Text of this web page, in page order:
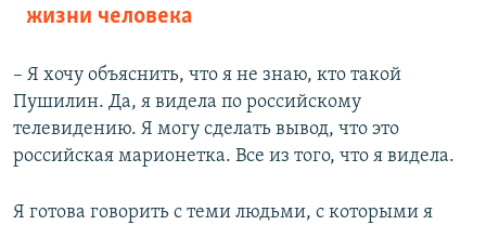
жизни человека
– Я хочу объяснить, что я не знаю, кто такой
Пушилин. Да, я видела по российскому
телевидению. Я могу сделать вывод, что это
российская марионетка. Все из того, что я видела.
Я готова говорить с теми людьми, с которыми я